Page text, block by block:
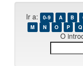
Ir a: 0-9 A B
M
N O P Q
O